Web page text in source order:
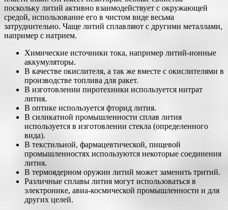
поскольку литий активно взаимодействует с окружающей
средой, использование его в чистом виде весьма
затруднительно. Чаще литий сплавляют с другими металлами,
например с натрием.
Химические источники тока, например литий-ионные
аккумуляторы.
В качестве окислителя, а так же вместе с окислителями в
производстве топлива для ракет.
В изготовлении пиротехники используется нитрат
лития.
В оптике используется фторид лития.
В силикатной промышленности сплав лития
используется в изготовлении стекла (определенного
вида).
В текстильной, фармацевтической, пищевой
промышленностях используются некоторые соединения
лития.
В термоядерном оружии литий может заменить тритий.
Различные сплавы лития могут использоваться в
электронике, авиа-космической промышленности и для
других целей.